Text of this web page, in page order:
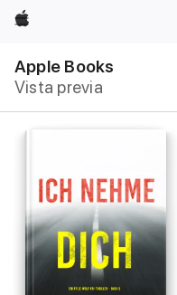
Apple
Apple Books
Vista previa
local
Abrir